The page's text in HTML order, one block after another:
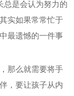
总是会认为努力的
实如果常常忙于
最遗憾的一件事
那么就需要将手
，要让孩子从内